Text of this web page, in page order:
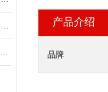
产品介绍
品牌